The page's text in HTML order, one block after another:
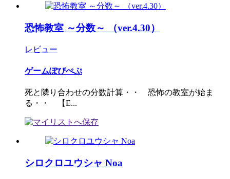
恐怖教室 ～分数～ （ver.4.30）
レビュー
ゲームぽぴぺぷ
死と隣り合わせの分数計算・・ 恐怖の教室が始ま
る・・ 【E...
シロクロユウシャ Noa